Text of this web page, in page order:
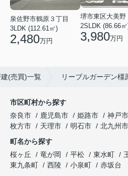
泉佐野市鶴原３丁目
3LDK (112.61㎡)
2,480万円
堺市東区大美野
2SLDK (86.66
3,980万円
(売買)一覧 リーブルガーデン橿
市区町村から探す
奈良市
鹿児島市 姫路市 神戸
枚方市
天理市 明石市 北九州
町名から探す
桜ヶ丘
竜が岡 平松 東水町
東九条町
西陵 小泉町
赤坂台